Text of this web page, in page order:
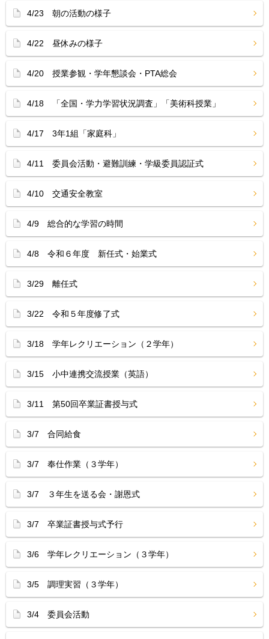
4/23 朝の活動の様子
4/22 昼休みの様子
4/20 授業参観・学年懇談会・PTA総会
4/18 「全国・学力学習状況調査」「美術科授業」
4/17 3年1組「家庭科」
4/11 委員会活動・避難訓練・学級委員認証式
4/10 交通安全教室
4/9 総合的な学習の時間
4/8 令和６年度 新任式・始業式
3/29 離任式
3/22 令和５年度修了式
3/18 学年レクリエーション（２学年）
3/15 小中連携交流授業（英語）
3/11 第50回卒業証書授与式
3/7 合同給食
3/7 奉仕作業（３学年）
3/7 ３年生を送る会・謝恩式
3/7 卒業証書授与式予行
3/6 学年レクリエーション（３学年）
3/5 調理実習（３学年）
3/4 委員会活動